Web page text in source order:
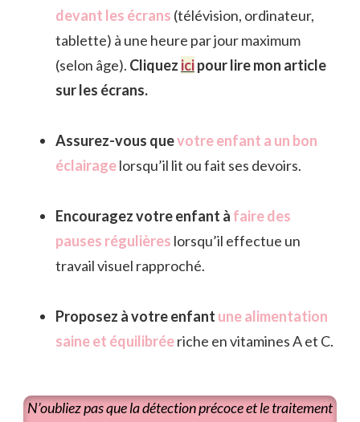
devant les écrans (télévision, ordinateur,
tablette) à une heure par jour maximum
(selon âge). Cliquez icipour lire mon article
sur les écrans.
Assurez-vous quevotre enfant a un bon
éclairagelorsqu’il lit ou fait ses devoirs.
Encouragez votre enfant à faire des
pauses régulières lorsqu’il effectue un
travail visuel rapproché.
Proposez à votre enfant une alimentation
saine et équilibréeriche en vitamines A et C.
N’oubliez pas que la détection précoce et le traitement